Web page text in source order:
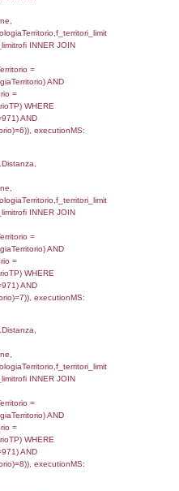
JOIN ((el_comuni
el_comuni.IstProvincia =
INNER JOIN
=
=
') AS DescAltro,
INNER JOIN
=
=
)
= 1)
0.052963972091675